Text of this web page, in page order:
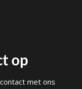
op
met ons